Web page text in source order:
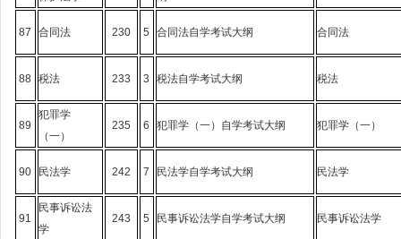
87 合同法 230 5 合同法自学考试大纲 合同法
88 税法 233 3 税法自学考试大纲 税法
89
犯罪学
（一）
235 6 犯罪学（一）自学考试大纲 犯罪学（一）
90 民法学 242 7 民法学自学考试大纲 民法学
91
民事诉讼法
学
243 5 民事诉讼法学自学考试大纲 民事诉讼法学